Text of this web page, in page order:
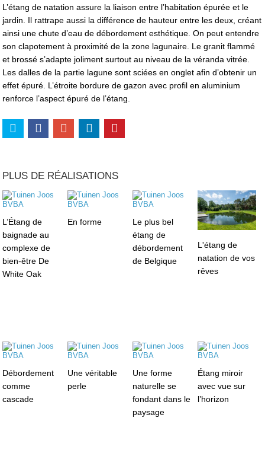
L’étang de natation assure la liaison entre l’habitation épurée et le
jardin. Il rattrape aussi la différence de hauteur entre les deux, créant
ainsi une chute d’eau de débordement esthétique. On peut entendre
son clapotement à proximité de la zone lagunaire. Le granit flammé
et brossé s’adapte joliment surtout au niveau de la véranda vitrée.
Les dalles de la partie lagune sont sciées en onglet afin d’obtenir un
effet épuré. L’étroite bordure de gazon avec profil en aluminium
renforce l’aspect épuré de l’étang.
PLUS DE RÉALISATIONS
L’Étang de
baignade au
complexe de
bien-être De
White Oak
En forme
Le plus bel
étang de
débordement
de Belgique
L'étang de
natation de vos
rêves
Débordement
comme
cascade
Une véritable
perle
Une forme
naturelle se
fondant dans le
paysage
Étang miroir
avec vue sur
l’horizon